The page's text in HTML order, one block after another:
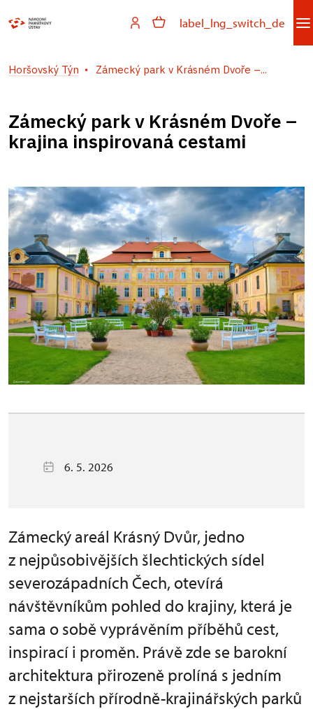
label_lng_switch_de
Horšovský Týn Zámecký park v Krásném Dvoře –...
Zámecký park v Krásném Dvoře –
krajina inspirovaná cestami
6. 5. 2026
Zámecký areál Krásný Dvůr, jedno
z nejpůsobivějších šlechtických sídel
severozápadních Čech, otevírá
návštěvníkům pohled do krajiny, která je
sama o sobě vyprávěním příběhů cest,
inspirací i proměn. Právě zde se barokní
architektura přirozeně prolíná s jedním
z nejstarších přírodně-krajinářských parků